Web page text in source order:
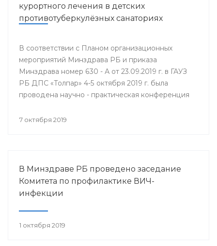
курортного лечения в детских
противотуберкулёзных санаториях
В соответствии с Планом организационных
мероприятий Минздрава РБ и приказа
Минздрава номер 630 - А от 23.09.2019 г. в ГАУЗ
РБ ДПС «Толпар» 4-5 октября 2019 г. была
проводена научно - практическая конференция
лечения в детских противотуберкулёзных
7 октября 2019
В Минздраве РБ проведено заседание
Комитета по профилактике ВИЧ-
инфекции
1 октября 2019